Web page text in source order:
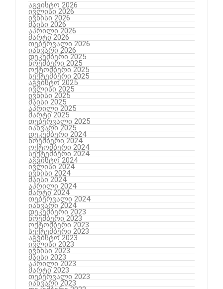
აგვისტო 2026
ივლისი 2026
ივნისი 2026
მაისი 2026
აპრილი 2026
მარტი 2026
თებერვალი 2026
იანვარი 2026
დეკემბერი 2025
ნოემბერი 2025
ოქტომბერი 2025
სექტემბერი 2025
აგვისტო 2025
ივლისი 2025
ივნისი 2025
მაისი 2025
აპრილი 2025
მარტი 2025
თებერვალი 2025
იანვარი 2025
დეკემბერი 2024
ნოემბერი 2024
ოქტომბერი 2024
სექტემბერი 2024
აგვისტო 2024
ივლისი 2024
ივნისი 2024
მაისი 2024
აპრილი 2024
მარტი 2024
თებერვალი 2024
იანვარი 2024
დეკემბერი 2023
ნოემბერი 2023
ოქტომბერი 2023
სექტემბერი 2023
აგვისტო 2023
ივლისი 2023
ივნისი 2023
მაისი 2023
აპრილი 2023
მარტი 2023
თებერვალი 2023
იანვარი 2023